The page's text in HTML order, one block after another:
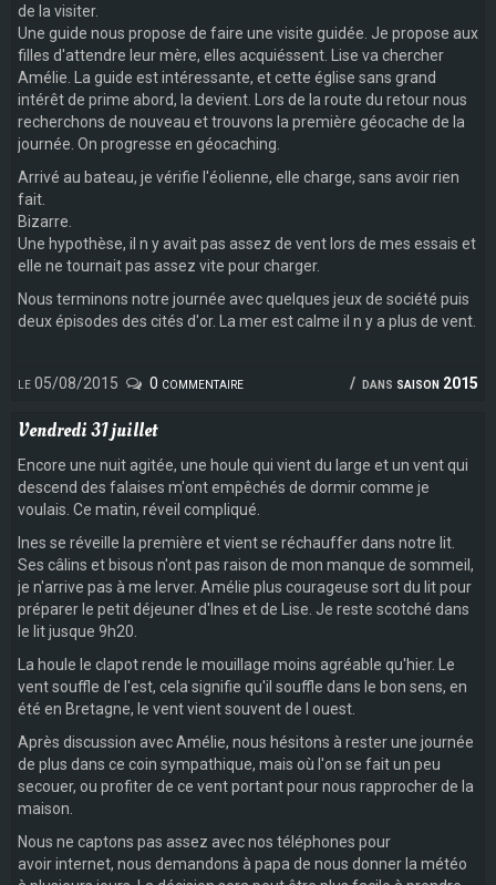
le 05/08/2015 dans saison 2015
0 commentaire
de la visiter.
Une guide nous propose de faire une visite guidée. Je propose aux
filles d'attendre leur mère, elles acquiéssent. Lise va chercher
Amélie. La guide est intéressante, et cette église sans grand
intérêt de prime abord, la devient. Lors de la route du retour nous
recherchons de nouveau et trouvons la première géocache de la
journée. On progresse en géocaching.
Arrivé au bateau, je vérifie l'éolienne, elle charge, sans avoir rien
fait.
Bizarre.
Une hypothèse, il n y avait pas assez de vent lors de mes essais et
elle ne tournait pas assez vite pour charger.
Nous terminons notre journée avec quelques jeux de société puis
deux épisodes des cités d'or. La mer est calme il n y a plus de vent.
Vendredi 31 juillet
Encore une nuit agitée, une houle qui vient du large et un vent qui
descend des falaises m'ont empêchés de dormir comme je
voulais. Ce matin, réveil compliqué.
Ines se réveille la première et vient se réchauffer dans notre lit.
Ses câlins et bisous n'ont pas raison de mon manque de sommeil,
je n'arrive pas à me lerver. Amélie plus courageuse sort du lit pour
préparer le petit déjeuner d'Ines et de Lise. Je reste scotché dans
le lit jusque 9h20.
La houle le clapot rende le mouillage moins agréable qu'hier. Le
vent souffle de l'est, cela signifie qu'il souffle dans le bon sens, en
été en Bretagne, le vent vient souvent de l ouest.
Après discussion avec Amélie, nous hésitons à rester une journée
de plus dans ce coin sympathique, mais où l'on se fait un peu
secouer, ou profiter de ce vent portant pour nous rapprocher de la
maison.
Nous ne captons pas assez avec nos téléphones pour
avoir internet, nous demandons à papa de nous donner la météo